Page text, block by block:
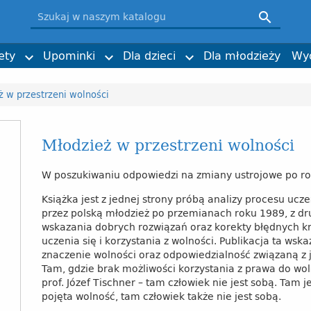

wspomnienia i świadectwa
Ksiądz Bosko i jego dzieło
Rodzina salezjańska w Polsce
Historia
 Obrazki i zakładki
Upominki  Imieniny, urodziny
Dla dzieci  Dla młodzieży
SDB
Pruś SDB
SDB
Klaudia Mizerska (ilustracje)
Kinga Sibilska
ks. Adam Cieślak SDB
w przestrzeni wolności
Młodzież w przestrzeni wolności
W poszukiwaniu odpowiedzi na zmiany ustrojowe po
Książka jest z jednej strony próbą analizy procesu
przez polską młodzież po przemianach roku 1989, z
wskazania dobrych rozwiązań oraz korekty błędnych
uczenia się i korzystania z wolności. Publikacja ta
znaczenie wolności oraz odpowiedzialność związaną
Tam, gdzie brak możliwości korzystania z prawa do
prof. Józef Tischner – tam człowiek nie jest sobą. Tam
pojęta wolność, tam człowiek także nie jest sobą.